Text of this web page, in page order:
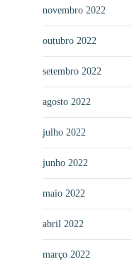
novembro 2022
outubro 2022
setembro 2022
agosto 2022
julho 2022
junho 2022
maio 2022
abril 2022
março 2022